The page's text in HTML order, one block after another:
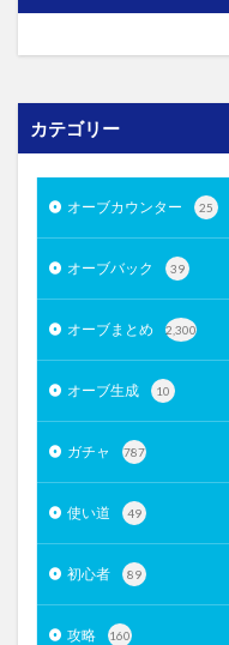
カテゴリー
オーブカウンター 25
オーブバック 39
オーブまとめ 2,300
オーブ生成 10
ガチャ 787
使い道 49
初心者 89
攻略 160